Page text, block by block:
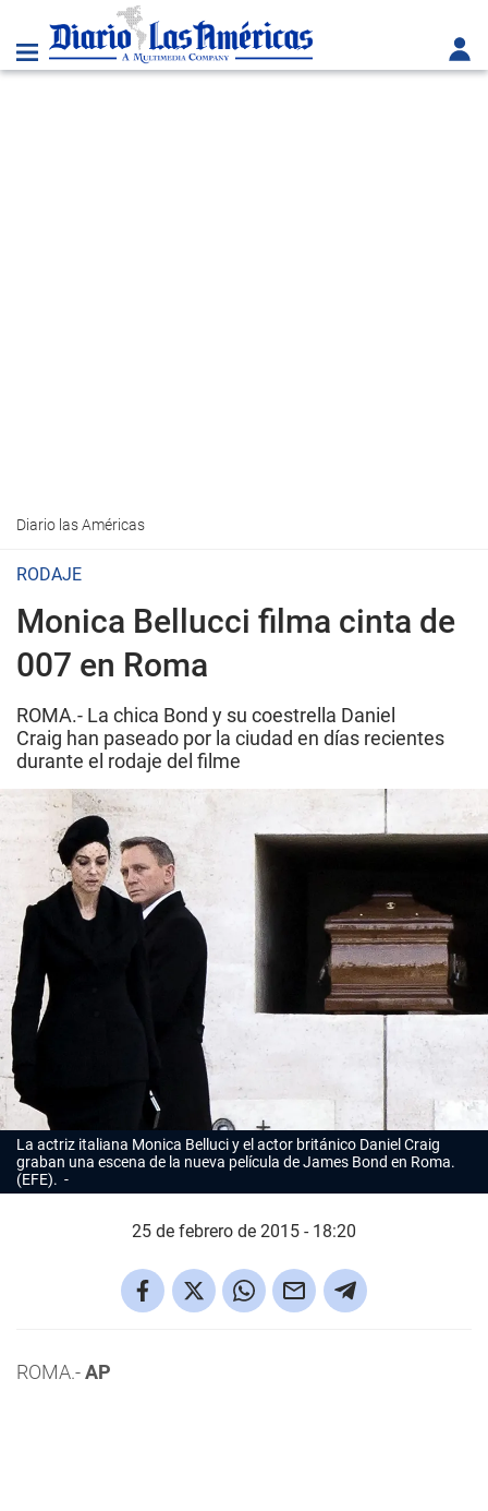
Diario las Américas
RODAJE
Monica Bellucci filma cinta de
007 en Roma
ROMA.- La chica Bond y su coestrella Daniel
Craig han paseado por la ciudad en días recientes
durante el rodaje del filme
La actriz italiana Monica Belluci y el actor británico Daniel Craig
graban una escena de la nueva película de James Bond en Roma.
(EFE).
25 de febrero de 2015 - 18:20
ROMA.-AP